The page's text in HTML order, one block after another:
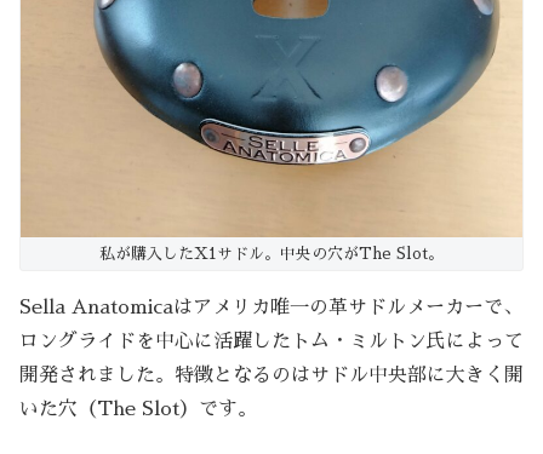
私が購入したX1サドル。中央の穴がThe Slot。
Sella Anatomicaはアメリカ唯一の革サドルメーカーで、
ロングライドを中心に活躍したトム・ミルトン氏によって
開発されました。特徴となるのはサドル中央部に大きく開
いた穴（The Slot）です。